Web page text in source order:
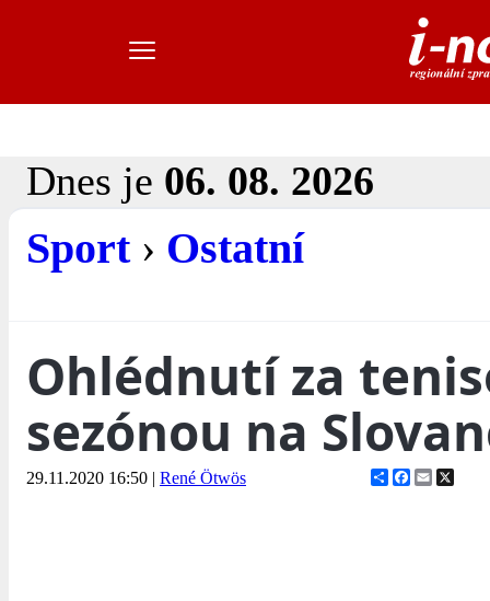
Dnes je 06. 08. 2026
Sport› Ostatní
Ohlédnutí za
sezónou na
29.11.2020 16:50 | René Ötwös ShareFacebook
Email